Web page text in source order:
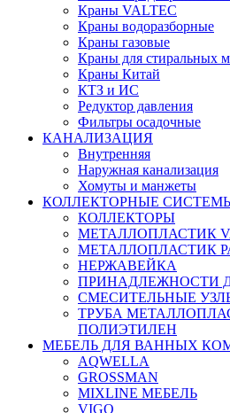
Краны VALTEC
Краны водоразборные
Краны газовые
Краны для стиральных
Краны Китай
КТЗ и ИС
Редуктор давления
Фильтры осадочные
КАНАЛИЗАЦИЯ
Внутренняя
Наружная канализация
Хомуты и манжеты
КОЛЛЕКТОРНЫЕ
КОЛЛЕКТОРЫ
МЕТАЛЛОПЛАСТИК
МЕТАЛЛОПЛАСТИК
НЕРЖАВЕЙКА
ПРИНАДЛЕЖНОСТИ
СМЕСИТЕЛЬНЫЕ
ТРУБА
ПОЛИЭТИЛЕН
МЕБЕЛЬ ДЛЯ ВАННЫХ
AQWELLA
GROSSMAN
MIXLINE МЕБЕЛЬ
VIGO